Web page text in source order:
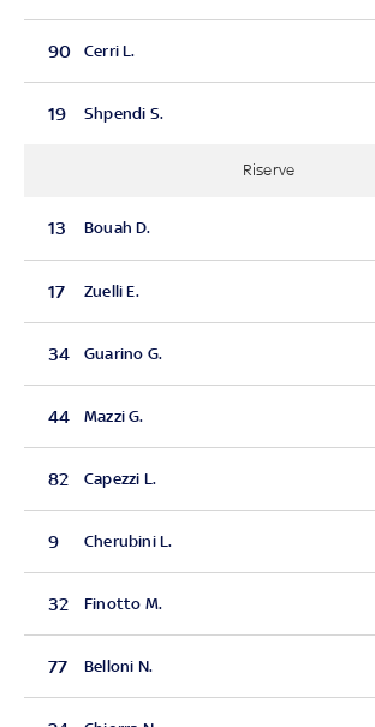
90 Cerri L.
19 Shpendi S.
Riserve
13 Bouah D.
17 Zuelli E.
34 Guarino G.
44 Mazzi G.
82 Capezzi L.
9 Cherubini L.
32 Finotto M.
77 Belloni N.